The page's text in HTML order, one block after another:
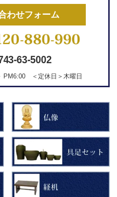
わせフォーム
63-5002
PM6:00 ＜定休日＞木曜日